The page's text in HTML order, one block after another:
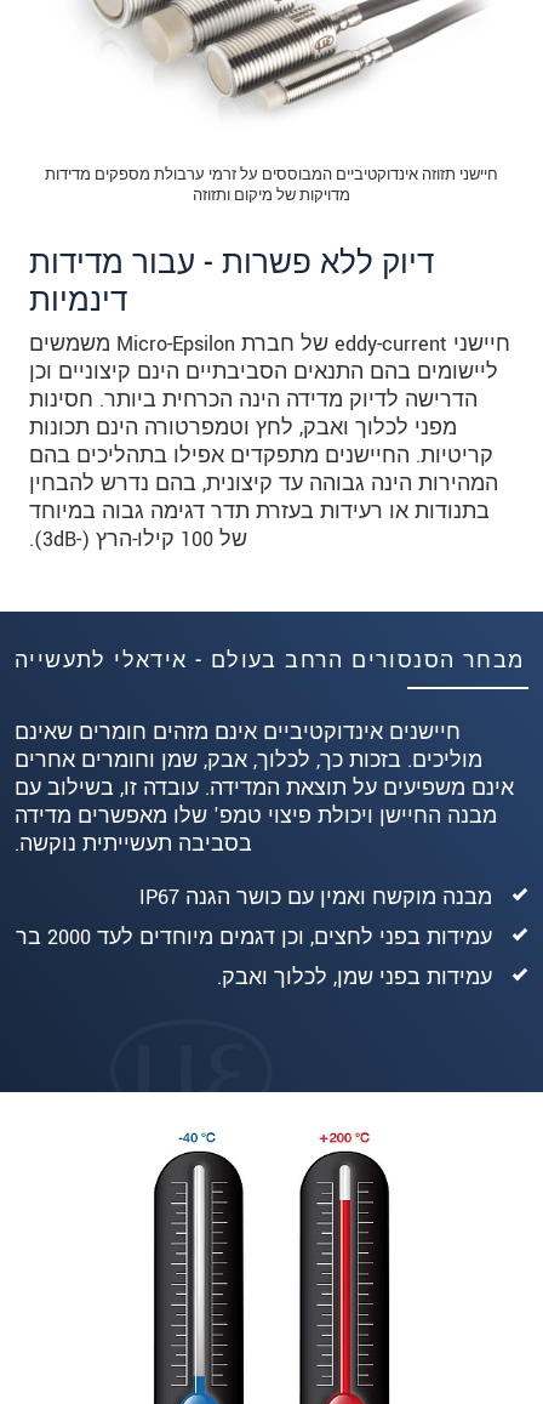
דיוק ללא פשרות - עבור מדידות
דינמיות
חיישני eddy-current של חברת Micro-Epsilon משמשים
ליישומים בהם התנאים הסביבתיים הינם קיצוניים וכן
הדרישה לדיוק מדידה הינה הכרחית ביותר. חסינות
מפני לכלוך ואבק, לחץ וטמפרטורה הינם תכונות
קריטיות. החיישנים מתפקדים אפילו בתהליכים בהם
המהירות הינה גבוהה עד קיצונית, בהם נדרש להבחין
בתנודות או רעידות בעזרת תדר דגימה גבוה במיוחד
של 100 קילו-הרץ (-3dB).
חיישני תזוזה אינדוקטיביים המבוססים על זרמי ערבולת מספקים מדידות
מדויקות של מיקום ותזוזה
מבחר הסנסורים הרחב בעולם - אידאלי לתעשייה
חיישנים אינדוקטיביים אינם מזהים חומרים שאינם
מוליכים. בזכות כך, לכלוך, אבק, שמן וחומרים אחרים
אינם משפיעים על תוצאת המדידה. עובדה זו, בשילוב עם
מבנה החיישן ויכולת פיצוי טמפ' שלו מאפשרים מדידה
בסביבה תעשייתית נוקשה.
מבנה מוקשח ואמין עם כושר הגנה IP67
עמידות בפני לחצים, וכן דגמים מיוחדים לעד 2000 בר
עמידות בפני שמן, לכלוך ואבק.